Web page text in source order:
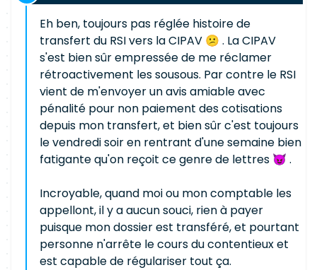
Eh ben, toujours pas réglée histoire de
transfert du RSI vers la CIPAV 😕 . La CIPAV
s'est bien sûr empressée de me réclamer
rétroactivement les sousous. Par contre le RSI
vient de m'envoyer un avis amiable avec
pénalité pour non paiement des cotisations
depuis mon transfert, et bien sûr c'est toujours
le vendredi soir en rentrant d'une semaine bien
fatigante qu'on reçoit ce genre de lettres 😈 .
Incroyable, quand moi ou mon comptable les
appellont, il y a aucun souci, rien à payer
puisque mon dossier est transféré, et pourtant
personne n'arrête le cours du contentieux et
est capable de régulariser tout ça.